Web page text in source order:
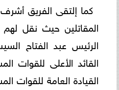
كما إلتقى الفريق
المقاتلين حيث نقل
الرئيس عبد الفتاح
القائد الأعلى للقوات
القيادة العامة للقوات